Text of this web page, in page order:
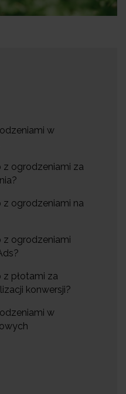
w
z ogrodzeniami za
z ogrodzeniami na
z ogrodzeniami
z płotami za
konwersji?
w